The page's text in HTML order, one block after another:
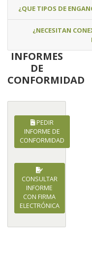
¿QUE TIPOS DE
¿NECESITAN
INFORMES
DE
CONFORMIDAD
PEDIR
INFORME DE
CONFORMIDAD
CONSULTAR
INFORME
CON FIRMA
ELECTRÓNICA